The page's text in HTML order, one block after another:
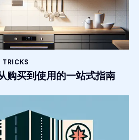
TRICKS
购买到使用的一站式指南